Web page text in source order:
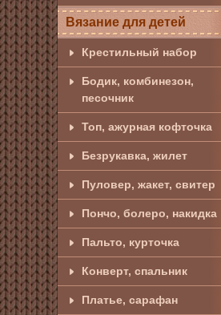
Вязание для детей
Крестильный набор
Бодик, комбинезон,
песочник
Топ, ажурная кофточка
Безрукавка, жилет
Пуловер, жакет, свитер
Пончо, болеро, накидка
Пальто, курточка
Конверт, спальник
Платье, сарафан